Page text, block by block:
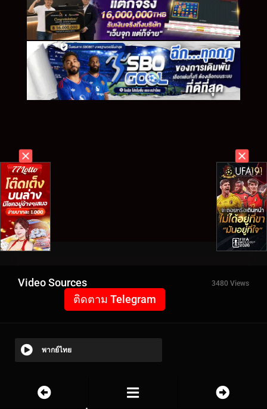
Video Sources 3480 Views
ติดตาม Telegram
พากย์ไทย